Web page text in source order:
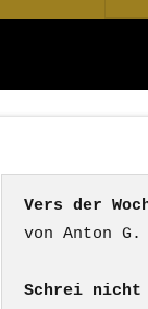
nach:
Vers der
Schrei nicht